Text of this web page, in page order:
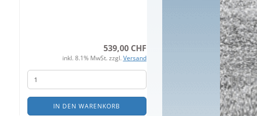
539,00 CHF
inkl. 8.1% MwSt. zzgl. Versand
IN DEN WARENKORB